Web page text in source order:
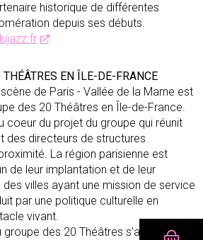
historique de différentes
depuis ses débuts.
EN ÎLE-DE-FRANCE
de Paris - Vallée de la Marne est
des 20 Théâtres en Île-de-France.
coeur du projet du groupe qui réunit
des directeurs de structures
La région parisienne est
de leur implantation et de leur
villes ayant une mission de service
par une politique culturelle en
vivant.
des 20 Théâtres s’associent